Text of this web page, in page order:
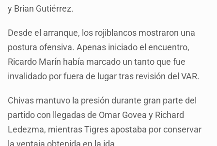
y Brian Gutiérrez.
Desde el arranque, los rojiblancos mostraron una
postura ofensiva. Apenas iniciado el encuentro,
Ricardo Marín había marcado un tanto que fue
invalidado por fuera de lugar tras revisión del VAR.
Chivas mantuvo la presión durante gran parte del
partido con llegadas de Omar Govea y Richard
Ledezma, mientras Tigres apostaba por conservar